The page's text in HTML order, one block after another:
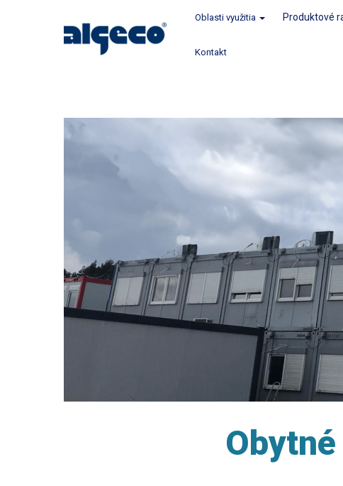
Oblasti využitia Produktové
Kontakt